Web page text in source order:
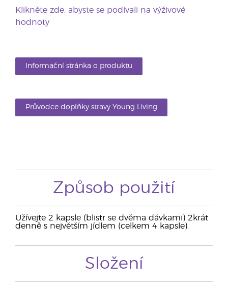
Klikněte zde, abyste se podívali na výživové
hodnoty
Informační stránka o produktu
Průvodce doplňky stravy Young Living
Způsob použití
Užívejte 2 kapsle (blistr se dvěma dávkami) 2krát
denně s největším jídlem (celkem 4 kapsle).
Složení